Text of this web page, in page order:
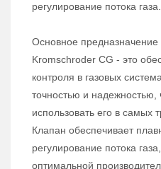
регулирование потока газа.
Основное предназначение
Kromschroder CG - это
контроля в газовых
точностью и надежностью,
использовать его в самых
Клапан обеспечивает
регулирование потока
оптимальной